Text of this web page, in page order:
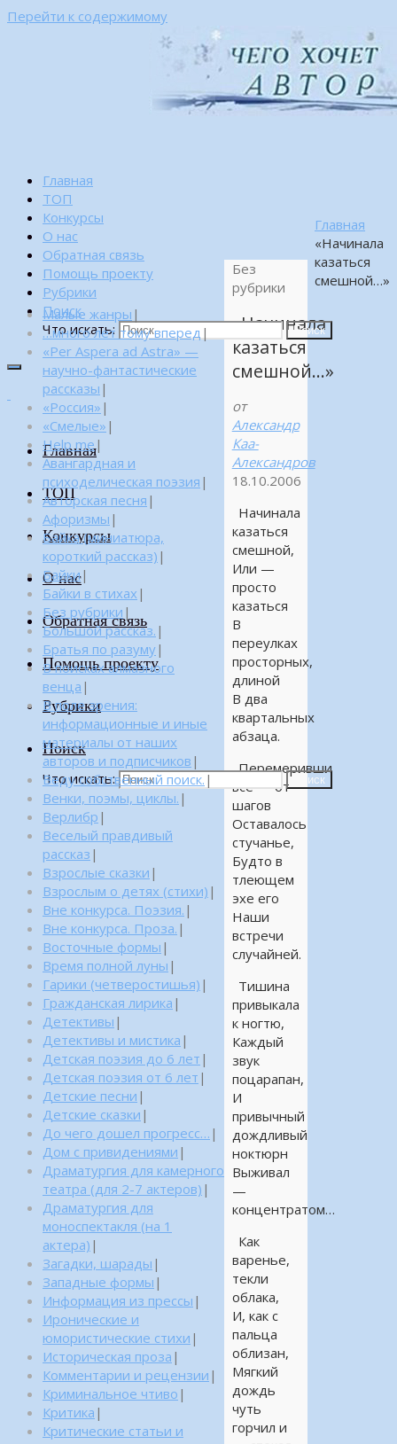
Перейти к содержимому
Главная
ТОП
Конкурсы
О нас
Обратная связь
Помощь проекту
Рубрики
Поиск
Что искать:
Поиск
Главная
ТОП
Конкурсы
О нас
Обратная связь
Помощь проекту
Рубрики
Поиск
Что искать: Поиск
Главная
«Начинала
казаться
смешной…»
Без
рубрики
«Начинала
казаться
смешной…»
от
Александр
Каа-
Александров
18.10.2006
Начинала
казаться
смешной,
Или —
просто
казаться
В
переулках
просторных,
длиной
В два
квартальных
абзаца.
Перемеривши
всё — от
шагов
Оставалось
стучанье,
Будто в
тлеющем
эхе его
Наши
встречи
случайней.
Тишина
привыкала
к ногтю,
Каждый
звук
поцарапан,
И
привычный
дождливый
ноктюрн
Выживал
—
концентратом…
Как
варенье,
текли
облака,
И, как с
пальца
облизан,
Мягкий
дождь
чуть
горчил и
Малые жанры |
…много лет тому вперед |
«Per Aspera ad Astra» —
научно-фантастические
рассказы |
«Россия» |
«Смелые» |
Help me|
Авангардная и
психоделическая поэзия |
Авторская песня |
Афоризмы |
Байка (миниатюра,
короткий рассказ) |
Байки|
Байки в стихах |
Без рубрики |
Большой рассказ. |
Братья по разуму|
В поисках алмазного
венца |
В поле зрения:
информационные и иные
материалы от наших
авторов и подписчиков |
Веду собственный поиск. |
Венки, поэмы, циклы. |
Верлибр |
Веселый правдивый
рассказ |
Взрослые сказки |
Взрослым о детях (стихи) |
Вне конкурса. Поэзия. |
Вне конкурса. Проза. |
Восточные формы |
Время полной луны |
Гарики (четверостишья) |
Гражданская лирика |
Детективы |
Детективы и мистика |
Детская поэзия до 6 лет |
Детская поэзия от 6 лет |
Детские песни |
Детские сказки |
До чего дошел прогресс… |
Дом с привидениями |
Драматургия для камерного
театра (для 2-7 актеров) |
Драматургия для
моноспектакля (на 1
актера) |
Загадки, шарады |
Западные формы |
Информация из прессы |
Иронические и
юмористические стихи |
Историческая проза |
Комментарии и рецензии |
Криминальное чтиво |
Критика |
Критические статьи и